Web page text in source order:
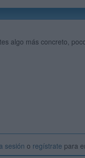
algo más concreto,
sesión o regístrate para